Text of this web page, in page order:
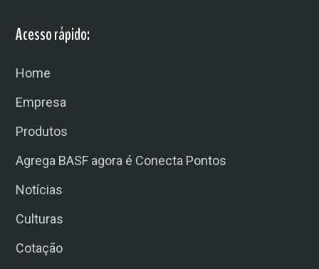
Acesso rápido:
Home
Empresa
Produtos
Agrega BASF agora é Conecta Pontos
Notícias
Culturas
Cotação